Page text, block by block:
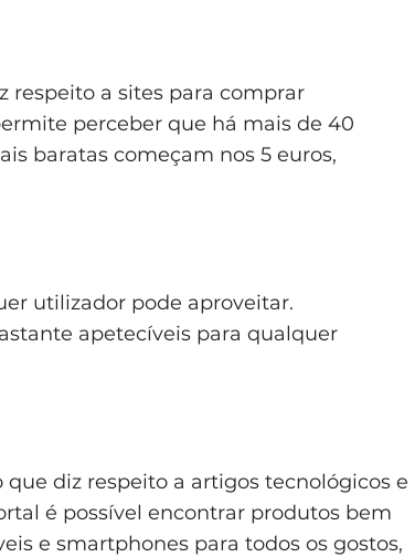
respeito a sites para comprar
perceber que há mais de 40
baratas começam nos 5 euros,
utilizador pode aproveitar.
apetecíveis para qualquer
diz respeito a artigos tecnológicos e
é possível encontrar produtos bem
e smartphones para todos os gostos,